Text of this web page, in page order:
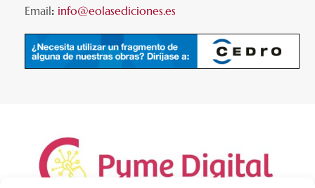
Email: info@eolasediciones.es